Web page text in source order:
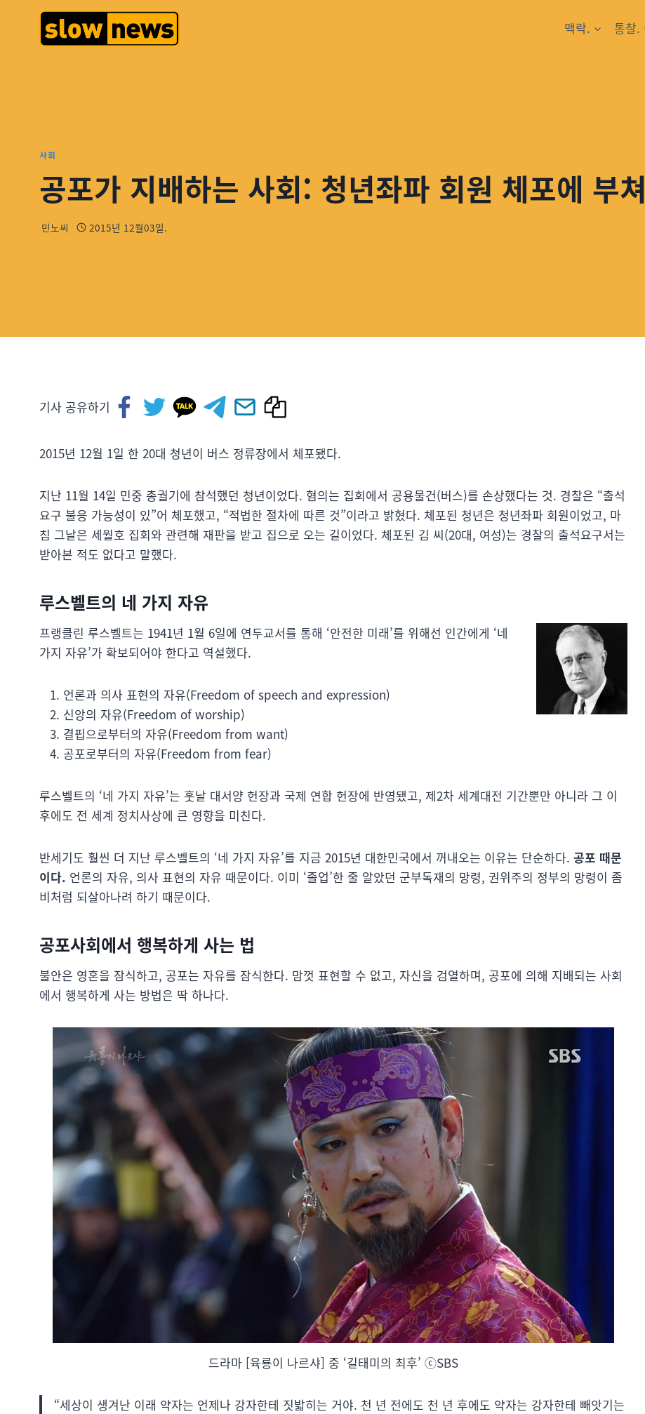
맥락. 통찰.
사회
공포가 지배하는 사회: 청년좌파 회원 체포에 부쳐
민노씨 2015년 12월03일.
기사 공유하기
2015년 12월 1일 한 20대 청년이 버스 정류장에서 체포됐다.
지난 11월 14일 민중 총궐기에 참석했던 청년이었다. 혐의는 집회에서 공용물건(버스)를 손상했다는 것. 경찰은 “출석
요구 불응 가능성이 있”어 체포했고, “적법한 절차에 따른 것”이라고 밝혔다. 체포된 청년은 청년좌파 회원이었고, 마
침 그날은 세월호 집회와 관련해 재판을 받고 집으로 오는 길이었다. 체포된 김 씨(20대, 여성)는 경찰의 출석요구서는
받아본 적도 없다고 말했다.
루스벨트의 네 가지 자유
프랭클린 루스벨트는 1941년 1월 6일에 연두교서를 통해 ‘안전한 미래’를 위해선 인간에게 ‘네
가지 자유’가 확보되어야 한다고 역설했다.
언론과 의사 표현의 자유(Freedom of speech and expression)
신앙의 자유(Freedom of worship)
결핍으로부터의 자유(Freedom from want)
공포로부터의 자유(Freedom from fear)
루스벨트의 ‘네 가지 자유’는 훗날 대서양 헌장과 국제 연합 헌장에 반영됐고, 제2차 세계대전 기간뿐만 아니라 그 이
후에도 전 세계 정치사상에 큰 영향을 미친다.
반세기도 훨씬 더 지난 루스벨트의 ‘네 가지 자유’를 지금 2015년 대한민국에서 꺼내오는 이유는 단순하다. 공포 때문
이다. 언론의 자유, 의사 표현의 자유 때문이다. 이미 ‘졸업’한 줄 알았던 군부독재의 망령, 권위주의 정부의 망령이 좀
비처럼 되살아나려 하기 때문이다.
공포사회에서 행복하게 사는 법
불안은 영혼을 잠식하고, 공포는 자유를 잠식한다. 맘껏 표현할 수 없고, 자신을 검열하며, 공포에 의해 지배되는 사회
에서 행복하게 사는 방법은 딱 하나다.
드라마 [육룡이 나르샤] 중 ‘길태미의 최후’ ⓒSBS
“세상이 생겨난 이래 약자는 언제나 강자한테 짓밟히는 거야. 천 년 전에도 천 년 후에도 약자는 강자한테 빼앗기는